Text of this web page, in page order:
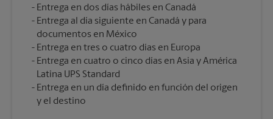
Entrega en dos días hábiles en Canadá
Entrega al día siguiente en Canadá y para
documentos en México
Entrega en tres o cuatro días en Europa
Entrega en cuatro o cinco días en Asia y América
Latina UPS Standard
Entrega en un día definido en función del origen
y el destino